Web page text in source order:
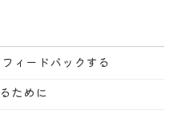
ィードバックする
ために